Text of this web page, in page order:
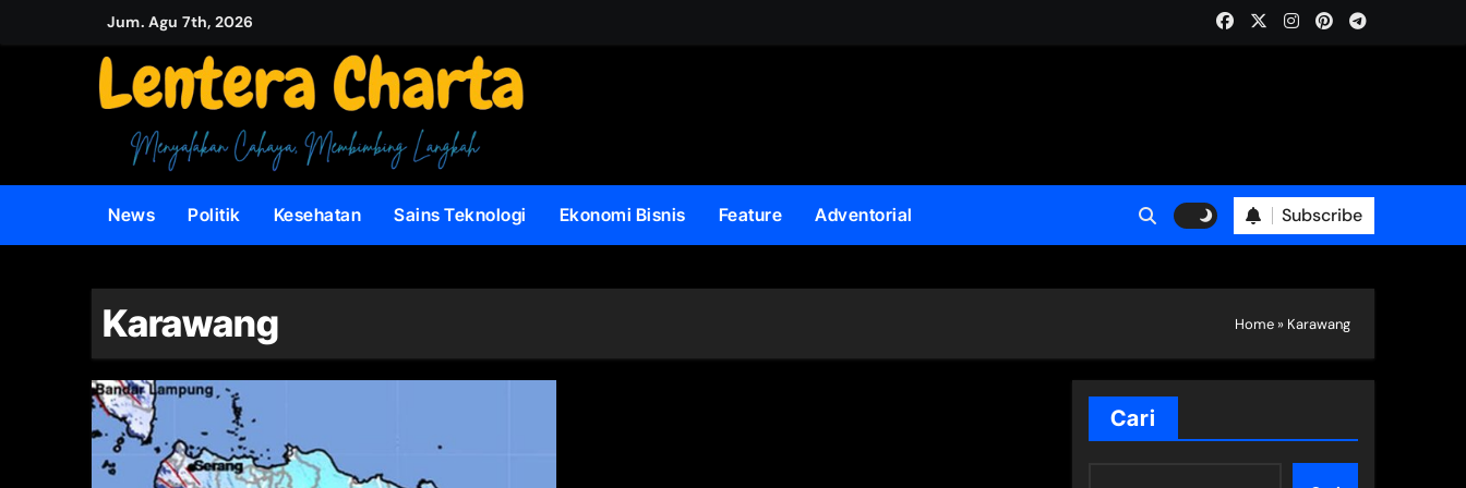
Jum. Agu 7th, 2026
News Politik Kesehatan Sains Teknologi Ekonomi Bisnis Feature Adventorial Subscribe
Karawang Home » Karawang
Cari